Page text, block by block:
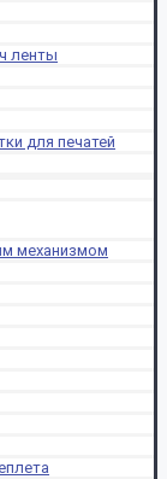
ленты
для печатей
механизмом